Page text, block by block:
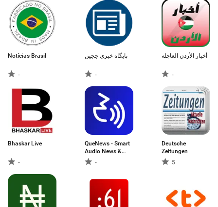
Notícias Brasil
-
پایگاه خبری ججین
-
أخبار الأردن العاجلة
-
Bhaskar Live
-
QueNews - Smart
Audio News &
News Summary
App
-
Deutsche
Zeitungen
5